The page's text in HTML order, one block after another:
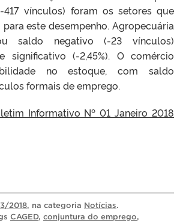
vínculos) foram os setores que
este desempenho. Agropecuária
saldo negativo (-23 vínculos)
significativo (-2,45%). O comércio
no estoque, com saldo
formais de emprego.
Informativo Nº 01 Janeiro 2018
2018, na categoria Notícias.
CAGED, conjuntura do emprego,